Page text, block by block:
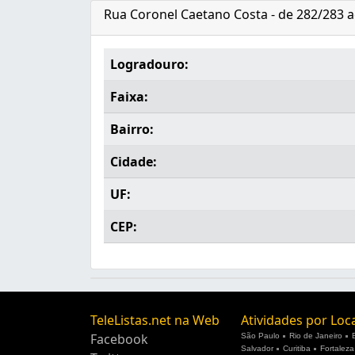
Rua Coronel Caetano Costa - de 282/283
Logradouro:
Faixa:
Bairro:
Cidade:
UF:
CEP:
TeleListas.net na Web
Facebook
Atividades por
São Paulo Rio de Janeiro
Salvador
Curitiba Fortaleza